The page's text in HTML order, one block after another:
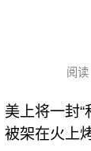
阅读
美上将一封“
被架在火上